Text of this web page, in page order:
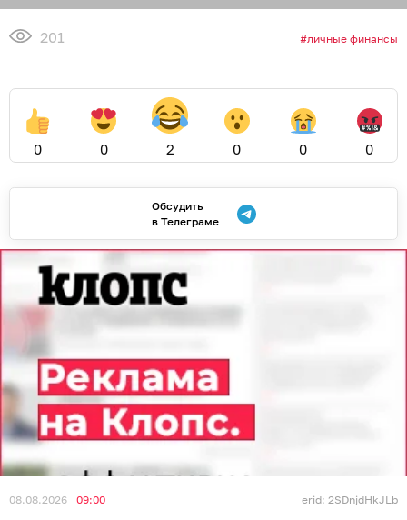
201 личные финансы
0 0 2 0 0 0
Обсудить
в Телеграме
08.08.2026 09:00 erid: 2SDnjdHkJLb